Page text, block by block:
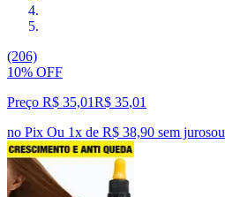
(206)
10% OFF
Preço R$ 35,01R$ 35,01
no Pix Ou 1x de R$ 38,90 sem jurosou